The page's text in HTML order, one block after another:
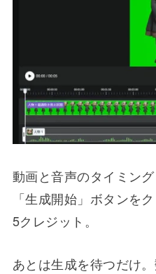
動画と音声のタイミン
「生成開始」ボタンを
5クレジット。
あとは生成を待つだけ